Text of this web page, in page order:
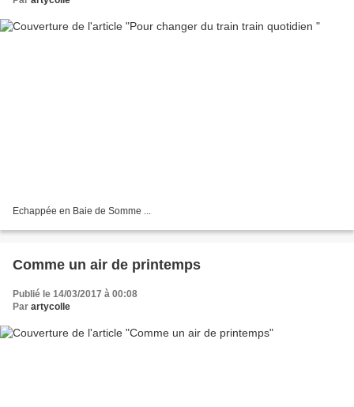
Echappée en Baie de Somme ...
Comme un air de printemps
Publié le 14/03/2017 à 00:08
Par artycolle